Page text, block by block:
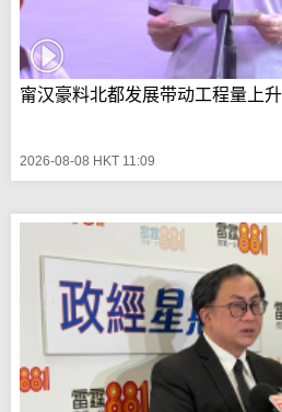
甯汉豪料北都发展带动工程量上
2026-08-08 HKT 11:09